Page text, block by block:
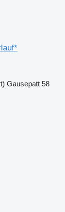
Gausepatt 58